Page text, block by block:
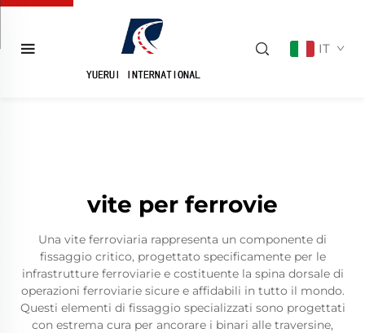
IT
vite per ferrovie
Una vite ferroviaria rappresenta un componente di
fissaggio critico, progettato specificamente per le
infrastrutture ferroviarie e costituente la spina dorsale di
operazioni ferroviarie sicure e affidabili in tutto il mondo.
Questi elementi di fissaggio specializzati sono progettati
con estrema cura per ancorare i binari alle traversine,